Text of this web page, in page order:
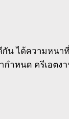
น ได้ความหน
ำหนด ครีเอตง